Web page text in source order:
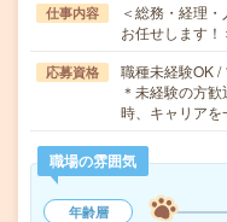
仕事内容
＜総務・経理
お任せします
応募資格
職種未経験OK /
＊未経験の方
時、キャリア
職場の雰囲気
年齢層